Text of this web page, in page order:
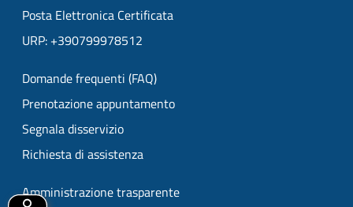
Posta Elettronica Certificata
URP: +390799978512
Domande frequenti (FAQ)
Prenotazione appuntamento
Segnala disservizio
Richiesta di assistenza
Amministrazione trasparente